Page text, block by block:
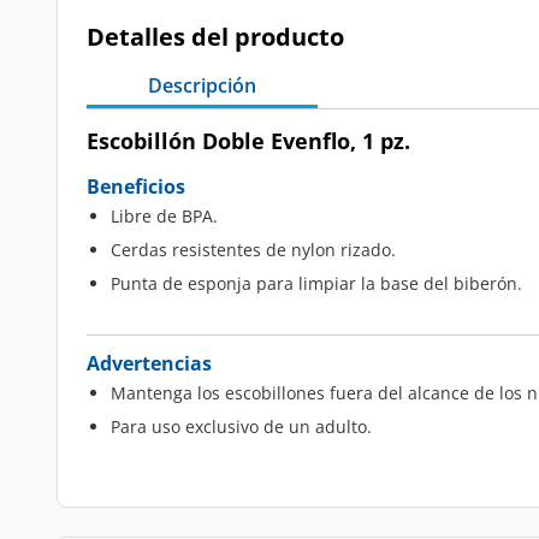
Detalles del producto
Descripción
Escobillón Doble Evenflo, 1 pz.
Beneficios
Libre de BPA.
Cerdas resistentes de nylon rizado.
Punta de esponja para limpiar la base del biberón.
Advertencias
Mantenga los escobillones fuera del alcance de los
Para uso exclusivo de un adulto.